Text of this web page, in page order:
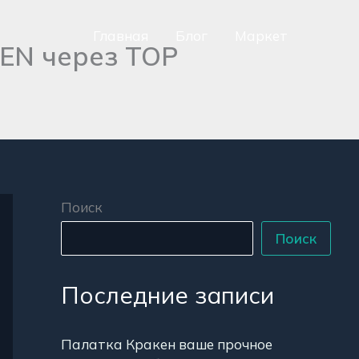
через ТОР
Поиск
Поиск
Последние записи
Палатка Кракен ваше прочное